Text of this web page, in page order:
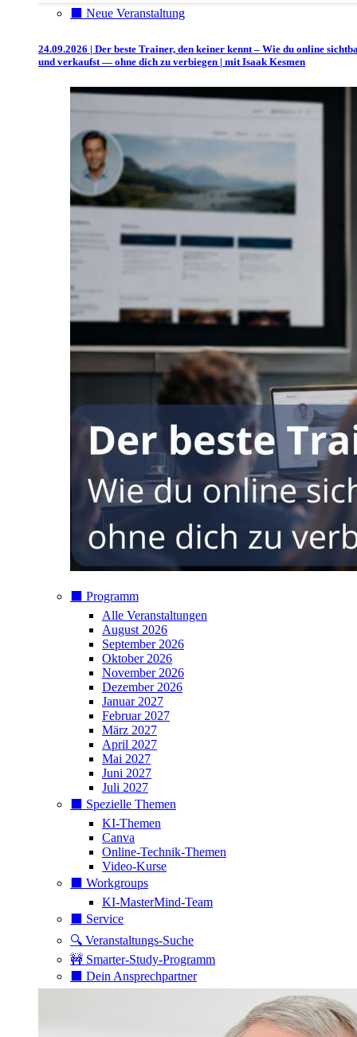
⬛️ Neue Veranstaltung
24.09.2026 | Der beste Trainer, den keiner kennt – Wie du online
und verkaufst — ohne dich zu verbiegen | mit Isaak Kesmen
⬛️ Programm
Alle Veranstaltungen
August 2026
September 2026
Oktober 2026
November 2026
Dezember 2026
Januar 2027
Februar 2027
März 2027
April 2027
Mai 2027
Juni 2027
Juli 2027
⬛️ Spezielle Themen
KI-Themen
Canva
Online-Technik-Themen
Video-Kurse
⬛️ Workgroups
KI-MasterMind-Team
⬛️ Service
🔍 Veranstaltungs-Suche
🚧 Smarter-Study-Programm
⬛️ Dein Ansprechpartner